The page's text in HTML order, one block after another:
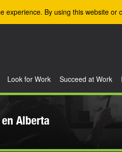
experience. By using this website
Look for Work Succeed at Work
Alberta